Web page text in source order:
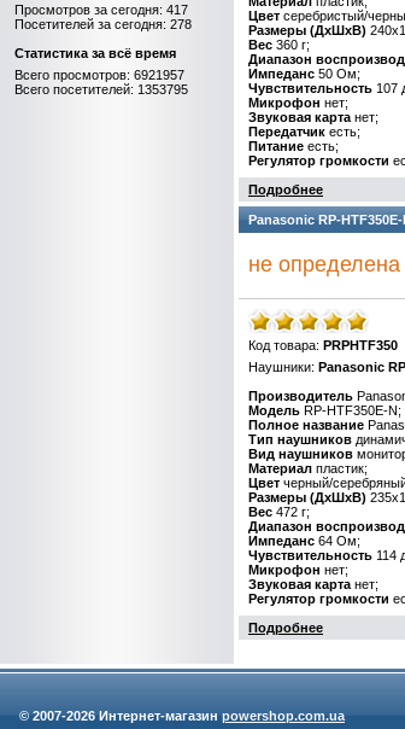
Просмотров за сегодня: 417
Посетителей за сегодня: 278
Статистика за всё время
Всего просмотров: 6921957
Всего посетителей: 1353795
Цвет серебристый/
Размеры (ДхШхВ)
Вес 360 г;
Диапазон
Импеданс 50 Ом;
Чувствительность 107
Микрофон нет;
Звуковая карта нет;
Передатчик есть;
Питание есть;
Регулятор громкости
Подробнее
Panasonic RP-HTF350E-
не определена
Код товара: PRPHTF350
Наушники: Panasonic
Производитель
Модель RP-HTF350E-N;
Полное название
Тип наушников
Вид наушников
Материал пластик;
Цвет черный/
Размеры (ДхШхВ)
Вес 472 г;
Диапазон
Импеданс 64 Ом;
Чувствительность 114
Микрофон нет;
Звуковая карта нет;
Регулятор громкости
Подробнее
© 2007-2026 Интернет-магазин powershop.com.ua